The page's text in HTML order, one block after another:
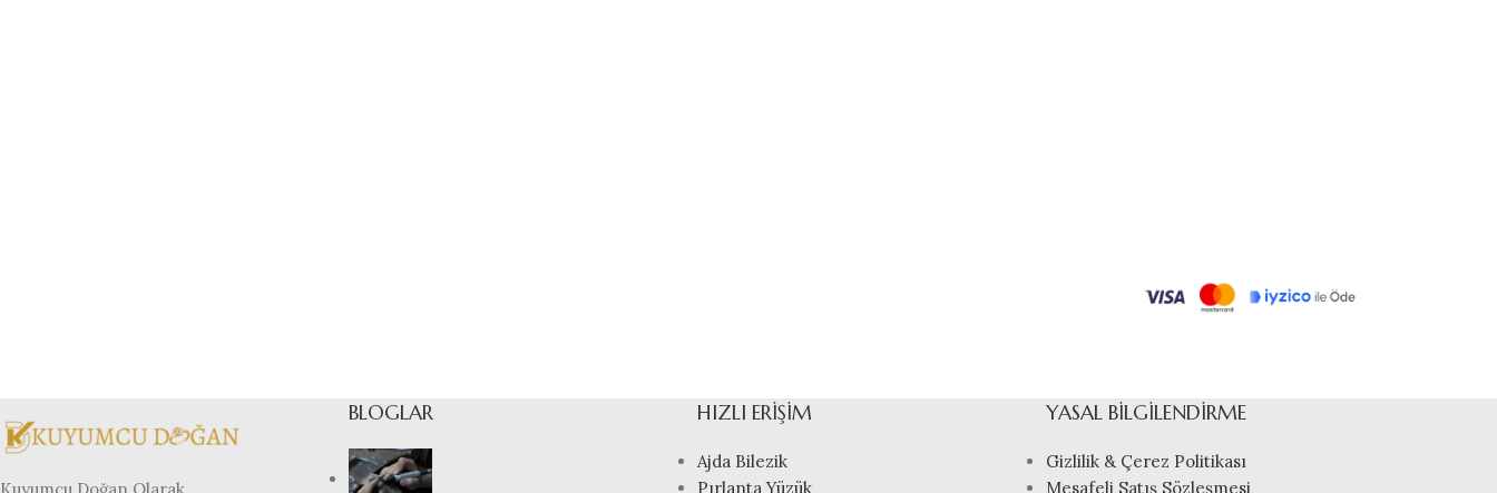
Kuyumcu Doğan Olarak
BLOGLAR HIZLI ERIŞIM
Ajda Bilezik
Pırlanta Yüzük
YASAL BILGILENDIRME
Gizlilik & Çerez Politikası
Mesafeli Satış Sözleşmesi